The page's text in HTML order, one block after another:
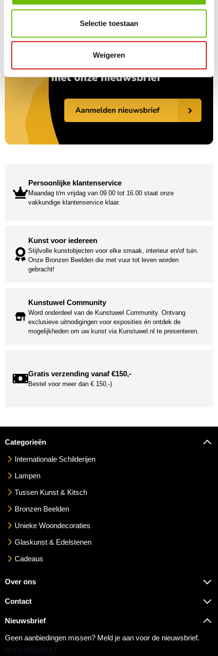
Selectie toestaan
Weigeren
Persoonlijke klantenservice
Maandag t/m vrijdag van 09.00 tot 16.00 staat onze
vakkundige klantenservice klaar.
Kunst voor iedereen
Stijlvolle kunstobjecten voor elke smaak, interieur en/of tuin.
Onze Bronzen Beelden die met vuur tot leven worden
gebracht!
Kunstuwel Community
Word onderdeel van de Kunstuwel Community. Ontvang
exclusieve uitnodigingen voor exposities én ontdek de
mogelijkheden om uw kunst via Kunstuwel.nl te presenteren.
Gratis verzending vanaf €150,-
Bestel voor meer dan € 150,-)
Categorieën
Internationale Schilderijen
Lampen
Tussen Kunst & Kitsch
Bronzen Beelden
Unieke Woondecoraties
Glaskunst & Edelstenen
Cadeaus
Over ons
Contact
Nieuwsbrief
Geen aanbiedingen missen? Meld je aan voor de nieuwsbrief.
NIEUWSBRIEF